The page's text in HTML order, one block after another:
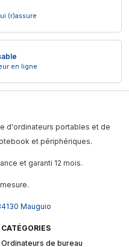
(r)assure
en ligne
d'ordinateurs portables et de
et périphériques.
et garanti 12 mois.
Mauguio
CATÉGORIES
Ordinateurs de bureau